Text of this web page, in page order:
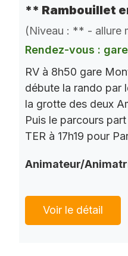
** Rambouillet
(Niveau : ** - allure
Rendez-vous :
RV à 8h50 gare
débute la rando par
la grotte des deux
Puis le parcours
TER à 17h19 pour
Animateur/
Voir le détail